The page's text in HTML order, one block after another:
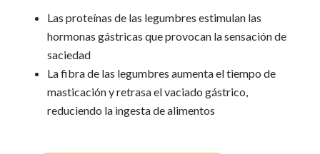
Las proteínas de las legumbres estimulan las
hormonas gástricas que provocan la sensación de
saciedad
La fibra de las legumbres aumenta el tiempo de
masticación y retrasa el vaciado gástrico,
reduciendo la ingesta de alimentos